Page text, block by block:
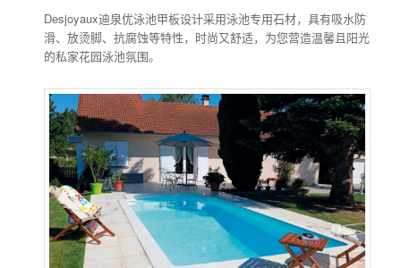
Desjoyaux迪泉优泳池甲板设计采用泳池专用石材，具有吸水防
滑、放烫脚、抗腐蚀等特性，时尚又舒适，为您营造温馨且阳光
的私家花园泳池氛围。